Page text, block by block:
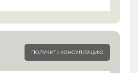
ПОЛУЧИТЬ КОНСУЛЬТАЦИЮ